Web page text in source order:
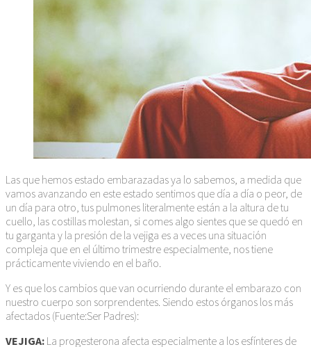
Las que hemos estado embarazadas ya lo sabemos, a medida que
vamos avanzando en este estado sentimos que día a día o peor, de
un día para otro, tus pulmones literalmente están a la altura de tu
cuello, las costillas molestan, si comes algo sientes que se quedó en
tu garganta y la presión de la vejiga es a veces una situación
compleja que en el último trimestre especialmente, nos tiene
prácticamente viviendo en el baño.
Y es que los cambios que van ocurriendo durante el embarazo con
nuestro cuerpo son sorprendentes. Siendo estos órganos los más
afectados (Fuente:Ser Padres):
VEJIGA: La progesterona afecta especialmente a los esfínteres de